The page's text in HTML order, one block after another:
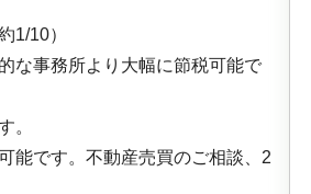
1/10）
な事務所より大幅に節税可能で
。
能です。不動産売買のご相談、2